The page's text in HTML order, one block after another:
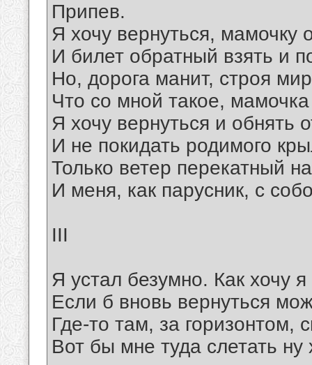
Припев.
Я хочу вернуться, мамочку
И билет обратный взять и
Но, дорога манит, строя
Что со мной такое,
Я хочу вернуться и обнять
И не покидать родимого
Только ветер перекатный
И меня, как парусник, с
III
Я устал безумно. Как хочу
Если б вновь вернуться
Где-то там, за горизонтом,
Вот бы мне туда слетать ну